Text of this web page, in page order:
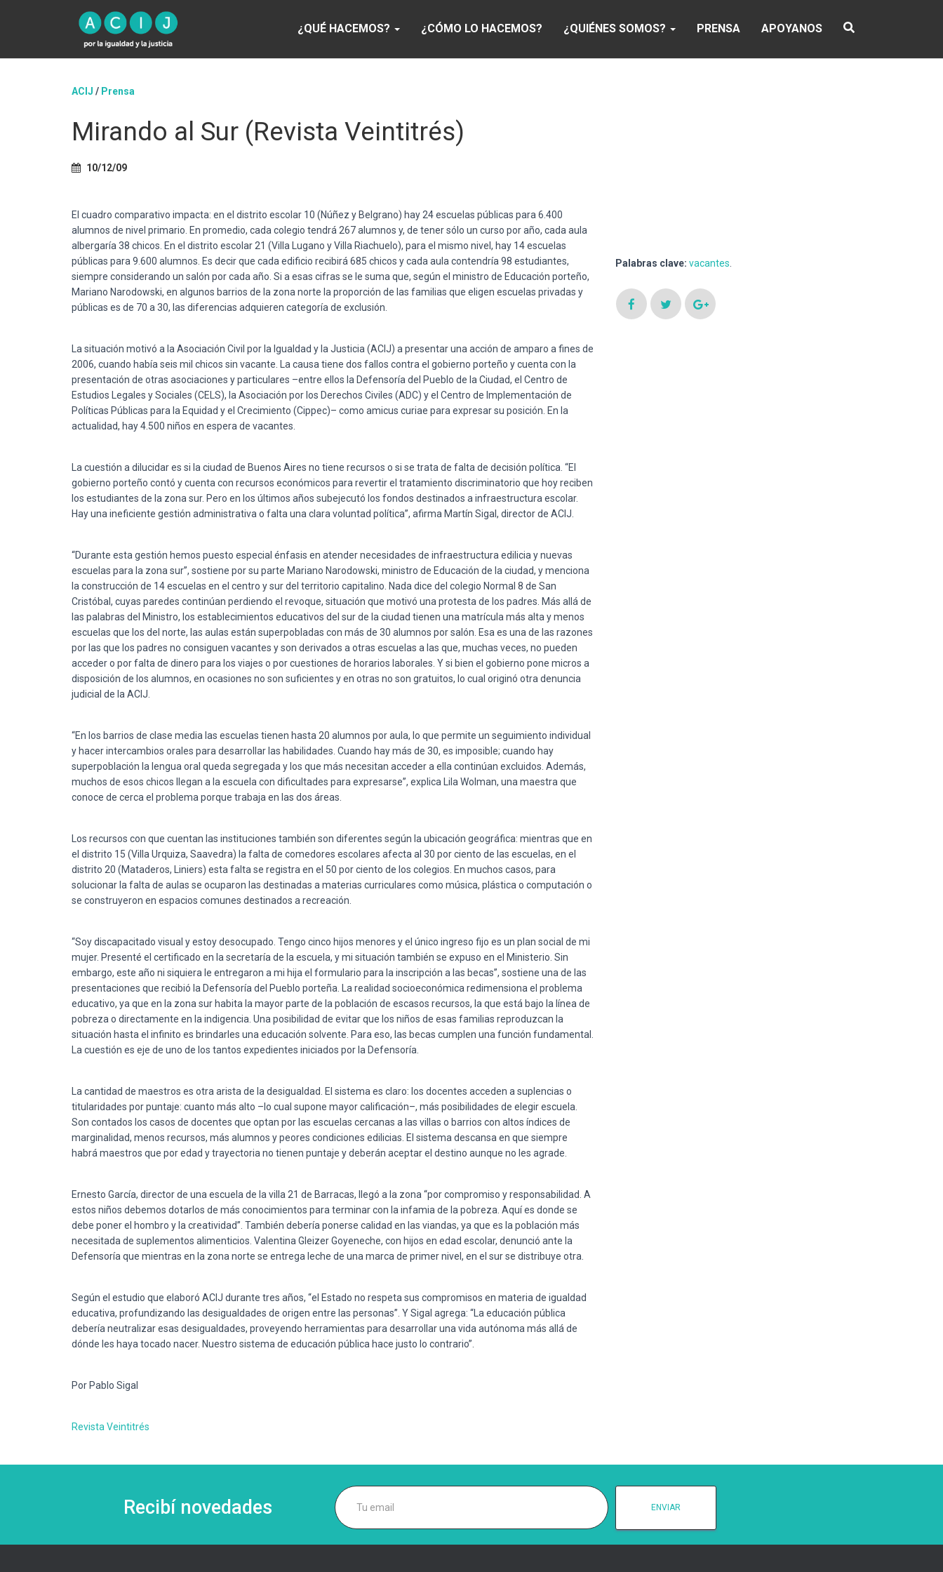
¿QUÉ HACEMOS? ¿CÓMO LO HACEMOS? ¿QUIÉNES SOMOS? PRENSA APOYANOS
ACIJ / Prensa
Mirando al Sur (Revista Veintitrés)
10/12/09
El cuadro comparativo impacta: en el distrito escolar 10 (Núñez y Belgrano) hay 24 escuelas públicas para 6.400
alumnos de nivel primario. En promedio, cada colegio tendrá 267 alumnos y, de tener sólo un curso por año, cada aula
albergaría 38 chicos. En el distrito escolar 21 (Villa Lugano y Villa Riachuelo), para el mismo nivel, hay 14 escuelas
públicas para 9.600 alumnos. Es decir que cada edificio recibirá 685 chicos y cada aula contendría 98 estudiantes,
siempre considerando un salón por cada año. Si a esas cifras se le suma que, según el ministro de Educación porteño,
Mariano Narodowski, en algunos barrios de la zona norte la proporción de las familias que eligen escuelas privadas y
públicas es de 70 a 30, las diferencias adquieren categoría de exclusión.
La situación motivó a la Asociación Civil por la Igualdad y la Justicia (ACIJ) a presentar una acción de amparo a fines de
2006, cuando había seis mil chicos sin vacante. La causa tiene dos fallos contra el gobierno porteño y cuenta con la
presentación de otras asociaciones y particulares –entre ellos la Defensoría del Pueblo de la Ciudad, el Centro de
Estudios Legales y Sociales (CELS), la Asociación por los Derechos Civiles (ADC) y el Centro de Implementación de
Políticas Públicas para la Equidad y el Crecimiento (Cippec)– como amicus curiae para expresar su posición. En la
actualidad, hay 4.500 niños en espera de vacantes.
La cuestión a dilucidar es si la ciudad de Buenos Aires no tiene recursos o si se trata de falta de decisión política. “El
gobierno porteño contó y cuenta con recursos económicos para revertir el tratamiento discriminatorio que hoy reciben
los estudiantes de la zona sur. Pero en los últimos años subejecutó los fondos destinados a infraestructura escolar.
Hay una ineficiente gestión administrativa o falta una clara voluntad política”, afirma Martín Sigal, director de ACIJ.
“Durante esta gestión hemos puesto especial énfasis en atender necesidades de infraestructura edilicia y nuevas
escuelas para la zona sur”, sostiene por su parte Mariano Narodowski, ministro de Educación de la ciudad, y menciona
la construcción de 14 escuelas en el centro y sur del territorio capitalino. Nada dice del colegio Normal 8 de San
Cristóbal, cuyas paredes continúan perdiendo el revoque, situación que motivó una protesta de los padres. Más allá de
las palabras del Ministro, los establecimientos educativos del sur de la ciudad tienen una matrícula más alta y menos
escuelas que los del norte, las aulas están superpobladas con más de 30 alumnos por salón. Esa es una de las razones
por las que los padres no consiguen vacantes y son derivados a otras escuelas a las que, muchas veces, no pueden
acceder o por falta de dinero para los viajes o por cuestiones de horarios laborales. Y si bien el gobierno pone micros a
disposición de los alumnos, en ocasiones no son suficientes y en otras no son gratuitos, lo cual originó otra denuncia
judicial de la ACIJ.
“En los barrios de clase media las escuelas tienen hasta 20 alumnos por aula, lo que permite un seguimiento individual
y hacer intercambios orales para desarrollar las habilidades. Cuando hay más de 30, es imposible; cuando hay
superpoblación la lengua oral queda segregada y los que más necesitan acceder a ella continúan excluidos. Además,
muchos de esos chicos llegan a la escuela con dificultades para expresarse”, explica Lila Wolman, una maestra que
conoce de cerca el problema porque trabaja en las dos áreas.
Los recursos con que cuentan las instituciones también son diferentes según la ubicación geográfica: mientras que en
el distrito 15 (Villa Urquiza, Saavedra) la falta de comedores escolares afecta al 30 por ciento de las escuelas, en el
distrito 20 (Mataderos, Liniers) esta falta se registra en el 50 por ciento de los colegios. En muchos casos, para
solucionar la falta de aulas se ocuparon las destinadas a materias curriculares como música, plástica o computación o
se construyeron en espacios comunes destinados a recreación.
“Soy discapacitado visual y estoy desocupado. Tengo cinco hijos menores y el único ingreso fijo es un plan social de mi
mujer. Presenté el certificado en la secretaría de la escuela, y mi situación también se expuso en el Ministerio. Sin
embargo, este año ni siquiera le entregaron a mi hija el formulario para la inscripción a las becas”, sostiene una de las
presentaciones que recibió la Defensoría del Pueblo porteña. La realidad socioeconómica redimensiona el problema
educativo, ya que en la zona sur habita la mayor parte de la población de escasos recursos, la que está bajo la línea de
pobreza o directamente en la indigencia. Una posibilidad de evitar que los niños de esas familias reproduzcan la
situación hasta el infinito es brindarles una educación solvente. Para eso, las becas cumplen una función fundamental.
La cuestión es eje de uno de los tantos expedientes iniciados por la Defensoría.
La cantidad de maestros es otra arista de la desigualdad. El sistema es claro: los docentes acceden a suplencias o
titularidades por puntaje: cuanto más alto –lo cual supone mayor calificación–, más posibilidades de elegir escuela.
Son contados los casos de docentes que optan por las escuelas cercanas a las villas o barrios con altos índices de
marginalidad, menos recursos, más alumnos y peores condiciones edilicias. El sistema descansa en que siempre
habrá maestros que por edad y trayectoria no tienen puntaje y deberán aceptar el destino aunque no les agrade.
Ernesto García, director de una escuela de la villa 21 de Barracas, llegó a la zona “por compromiso y responsabilidad. A
estos niños debemos dotarlos de más conocimientos para terminar con la infamia de la pobreza. Aquí es donde se
debe poner el hombro y la creatividad”. También debería ponerse calidad en las viandas, ya que es la población más
necesitada de suplementos alimenticios. Valentina Gleizer Goyeneche, con hijos en edad escolar, denunció ante la
Defensoría que mientras en la zona norte se entrega leche de una marca de primer nivel, en el sur se distribuye otra.
Según el estudio que elaboró ACIJ durante tres años, “el Estado no respeta sus compromisos en materia de igualdad
educativa, profundizando las desigualdades de origen entre las personas”. Y Sigal agrega: “La educación pública
debería neutralizar esas desigualdades, proveyendo herramientas para desarrollar una vida autónoma más allá de
dónde les haya tocado nacer. Nuestro sistema de educación pública hace justo lo contrario”.
Por Pablo Sigal
Revista Veintitrés
Palabras clave: vacantes
Recibí novedades